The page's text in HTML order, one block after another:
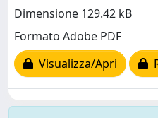
Dimensione 129.42 kB
Formato Adobe PDF
Visualizza/Apri